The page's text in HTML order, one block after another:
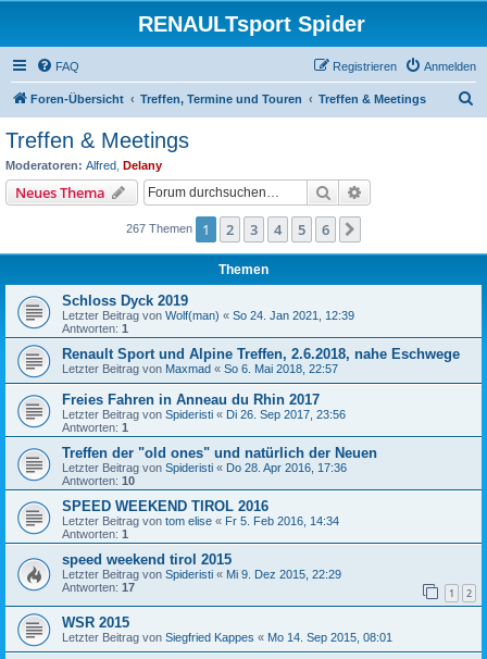
RENAULTsport Spider
FAQ Anmelden
Registrieren
Foren-Übersicht Treffen, Termine und Touren Treffen & Meetings
Treffen & Meetings
Moderatoren: Alfred Delany
Neues Thema Suche
267 Themen 1 2 3 4 5 6
Themen
Schloss Dyck 2019
Letzter Beitrag von Wolf(man) « So 24. Jan 2021, 12:39
Antworten: 1
Renault Sport und Alpine Treffen, 2.6.2018, nahe Eschwege
Letzter Beitrag von Maxmad « So 6. Mai 2018, 22:57
Freies Fahren in Anneau du Rhin 2017
Letzter Beitrag von Spideristi « Di 26. Sep 2017, 23:56
Antworten: 1
Treffen der "old ones" und natürlich der Neuen
Letzter Beitrag von Spideristi « Do 28. Apr 2016, 17:36
Antworten: 10
SPEED WEEKEND TIROL 2016
Letzter Beitrag von tom elise « Fr 5. Feb 2016, 14:34
Antworten: 1
speed weekend tirol 2015
Letzter Beitrag von Spideristi « Mi 9. Dez 2015, 22:29
Antworten: 17 1 2
WSR 2015
Letzter Beitrag von Siegfried Kappes « Mo 14. Sep 2015, 08:01